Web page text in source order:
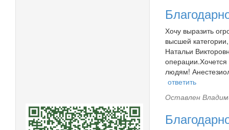
Хочу выразить
высшей
Натальи
операции.Хочется
людям!
ответить
Оставлен